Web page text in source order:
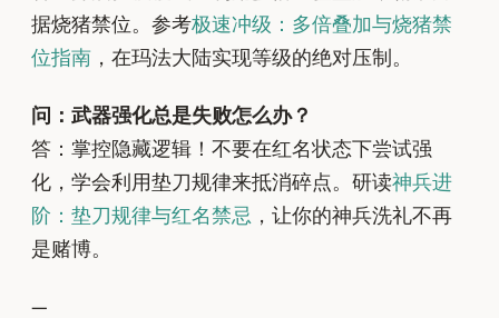
据烧猪禁位。参考极速冲级：多倍叠加与烧猪禁
位指南 ，在玛法大陆实现等级的绝对压制。
问：武器强化总是失败怎么办？
答：掌控隐藏逻辑！不要在红名状态下尝试强
化，学会利用垫刀规律来抵消碎点。研读神兵进
阶：垫刀规律与红名禁忌 ，让你的神兵洗礼不再
是赌博。
—